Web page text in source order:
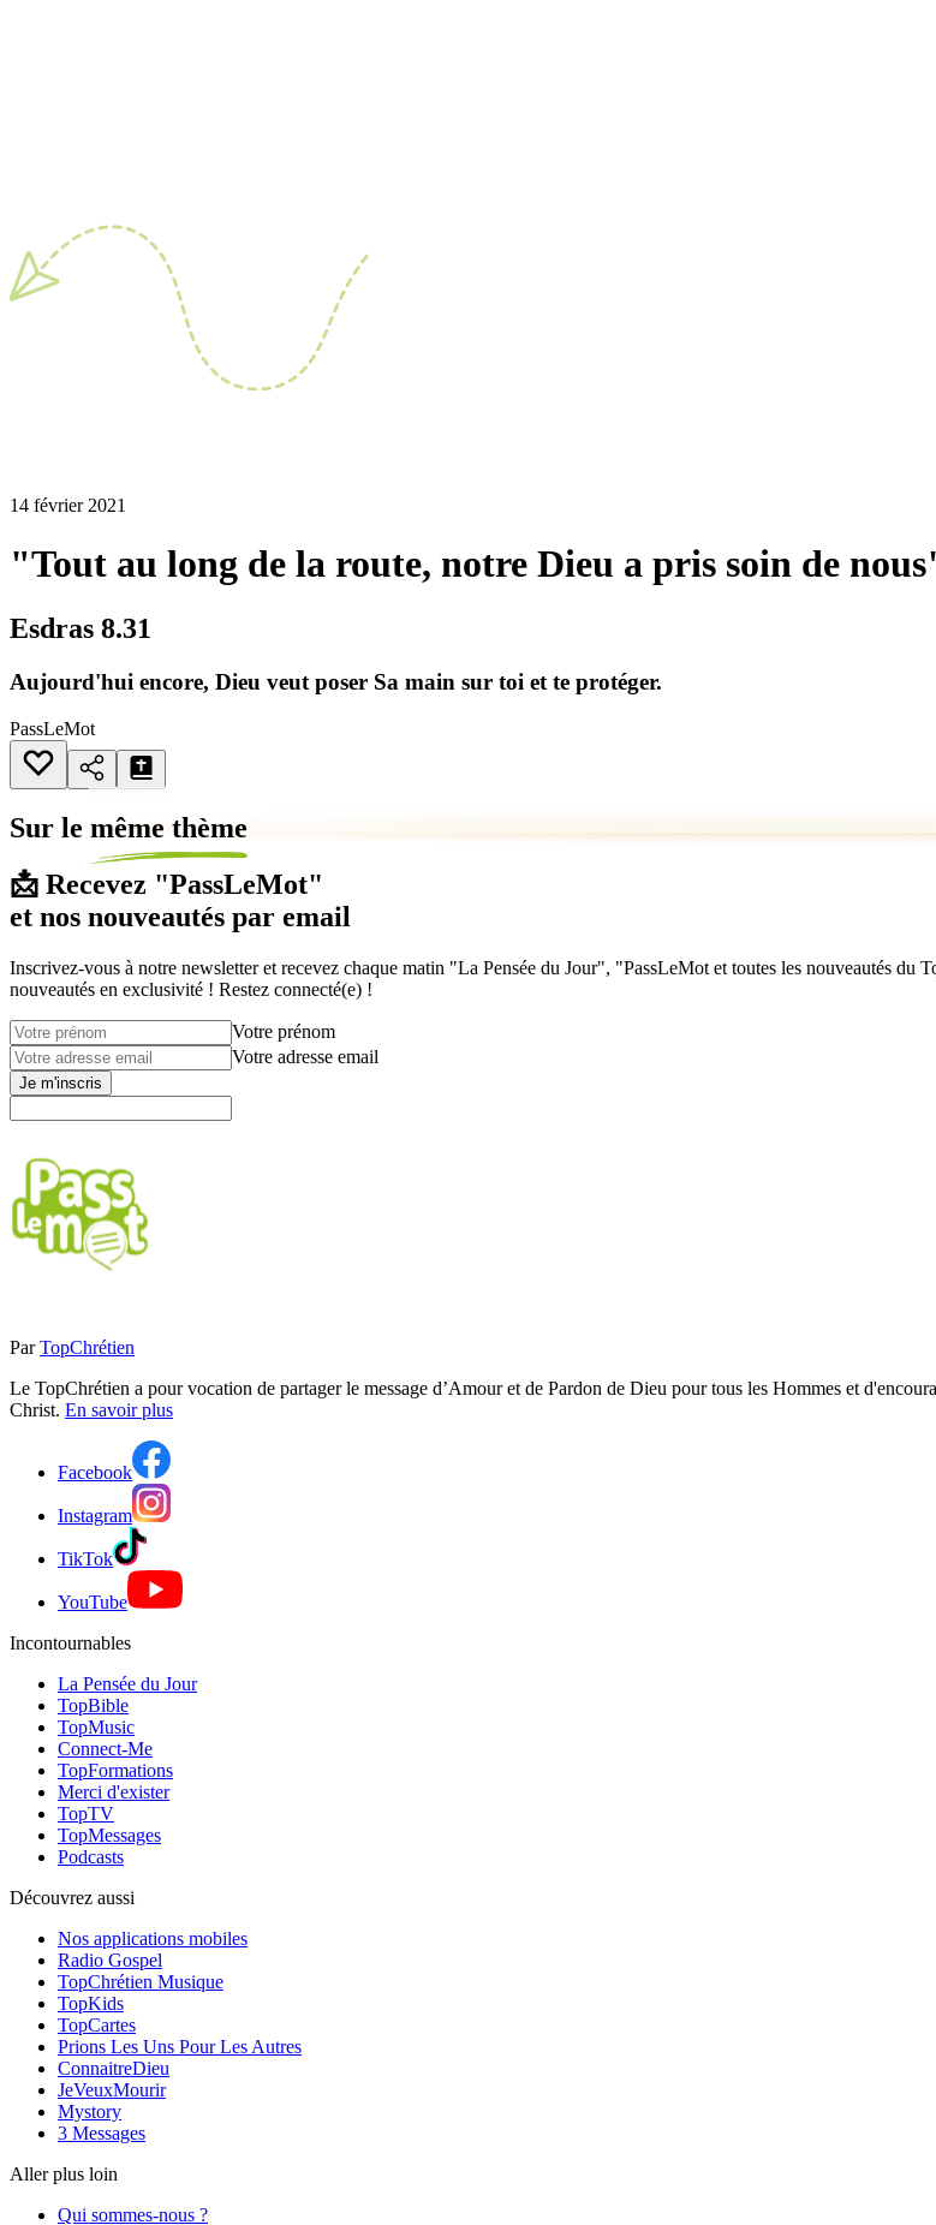
14 février 2021
"Tout au long de la route, notre Dieu a pris soin de
Esdras 8.31
Aujourd'hui encore, Dieu veut poser Sa main sur toi et te protéger.
PassLeMot
Sur le même thème
📩 Recevez "PassLeMot"
et nos nouveautés par email
Inscrivez-vous à notre newsletter et recevez chaque matin "La Pensée du Jour", "PassLeMot et toutes les nouveautés
nouveautés en exclusivité ! Restez connecté(e) !
Votre prénom
Votre adresse email
Je m'inscris
Par TopChrétien
Le TopChrétien a pour vocation de partager le message d’Amour et de Pardon de Dieu pour tous les Hommes et
Christ. En savoir plus
Facebook
Instagram
TikTok
YouTube
Incontournables
La Pensée du Jour
TopBible
TopMusic
Connect-Me
TopFormations
Merci d'exister
TopTV
TopMessages
Podcasts
Découvrez aussi
Nos applications mobiles
Radio Gospel
TopChrétien Musique
TopKids
TopCartes
Prions Les Uns Pour Les Autres
ConnaitreDieu
JeVeuxMourir
Mystory
3 Messages
Aller plus loin
Qui sommes-nous ?